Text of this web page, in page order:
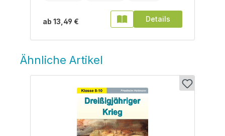
ab 13,49 € Details
Ähnliche Artikel